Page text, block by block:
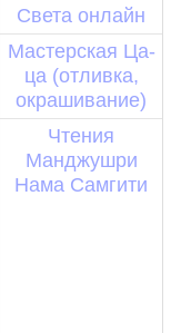
Света онлайн
Мастерская Ца-
ца (отливка,
окрашивание)
Чтения
Манджушри
Нама Самгити